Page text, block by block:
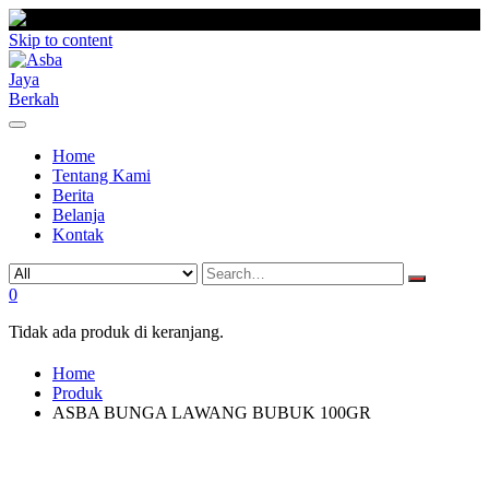
Skip to content
Home
Tentang Kami
Berita
Belanja
Kontak
0
Tidak ada produk di keranjang.
Home
Produk
ASBA BUNGA LAWANG BUBUK 100GR